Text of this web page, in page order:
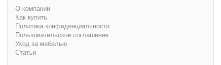
О компании
Как купить
Политика конфиденциальности
Пользовательское соглашение
Уход за мебелью
Статьи